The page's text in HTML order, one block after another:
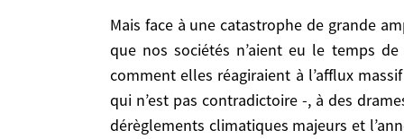
Mais face à une catastrophe de grande ampleur telle que l’envisagent les auteurs du rapport au Pentagone, ou une autre, qui surviendrait avant
que nos sociétés n’aient eu le temps
comment elles réagiraient à l’afflux
qui n’est pas contradictoire -, à des
dérèglements climatiques majeurs et
régressions massives pour les libertés que
panique. Dans les pays où elle est installée
l’abstentionnisme que le réflexe du sauve-qui-